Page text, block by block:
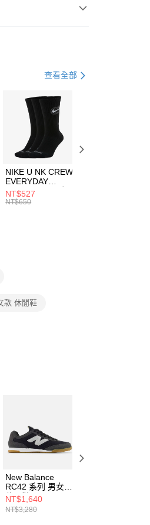
轉至「AFTEE先享後
完成結帳。
連結，可透過四大超商
交易完成。
您需要取消訂單，請聯
為有效，需透過AFTEE
先享後付」服務完成之
將交易相關給付款項請
查看全部
NIKE U NK CREW
EVERYDAY
BBALL 3PR 男女
長統襪
NT$527
NT$650
款 休閒鞋
New Balance
RC42 系列 男女
休閒鞋 URC42KS-
D
NT$1,640
NT$3,280